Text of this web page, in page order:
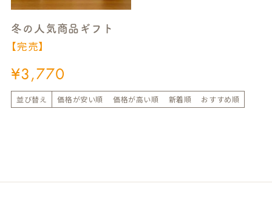
冬の人気商品ギフト
【完売】
¥3,770
並び替え 価格が安い順 価格が高い順 新着順 おすすめ順